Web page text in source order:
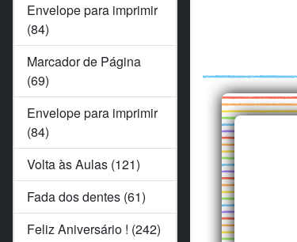
Envelope para imprimir
(84)
Marcador de Página
(69)
Envelope para imprimir
(84)
Volta às Aulas (121)
Fada dos dentes (61)
Feliz Aniversário ! (242)